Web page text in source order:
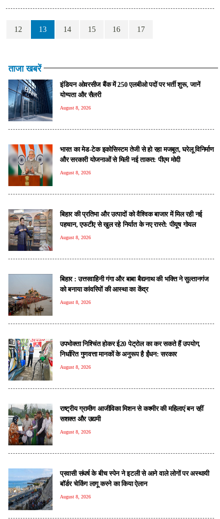
12 13 14 15 16 17
ताजा खबरें
इंडियन ओवरसीज बैंक में 250 एलबीओ पदों पर भर्ती शुरू, जानें
योग्यता और सैलरी
August 8, 2026
भारत का मेड-टेक इकोसिस्टम तेजी से हो रहा मजबूत, घरेलू विनिर्माण
और सरकारी योजनाओं से मिली नई ताकत: पीएम मोदी
August 8, 2026
बिहार की प्रतिभा और उत्पादों को वैश्विक बाजार में मिल रही नई
पहचान, एफटीए से खुल रहे निर्यात के नए रास्ते: पीयूष गोयल
August 8, 2026
बिहार : उत्तरवाहिनी गंगा और बाबा बैद्यनाथ की भक्ति ने सुल्तानगंज
को बनाया कांवरियों की आस्था का केंद्र
August 8, 2026
उपभोक्ता निश्चिंत होकर ई20 पेट्रोल का कर सकते हैं उपयोग,
निर्धारित गुणवत्ता मानकों के अनुरूप है ईंधन: सरकार
August 8, 2026
राष्ट्रीय ग्रामीण आजीविका मिशन से कश्मीर की महिलाएं बन रहीं
सशक्त और उद्यमी
August 8, 2026
प्रवासी संघर्ष के बीच स्पेन ने इटली से आने वाले लोगों पर अस्थायी
बॉर्डर चेकिंग लागू करने का किया ऐलान
August 8, 2026